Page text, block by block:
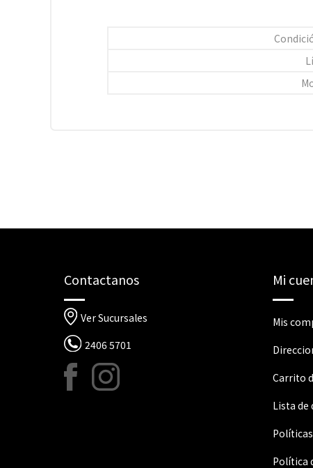
Contactanos
Ver Sucursales
2406 5701
Mi
Mis
Carrito
Lista de
Política